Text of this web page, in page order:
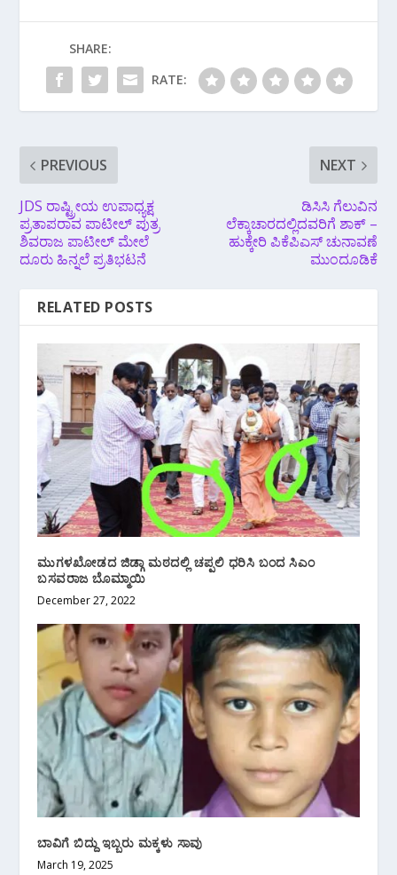
SHARE:
RATE:
PREVIOUS
JDS ರಾಷ್ಟ್ರೀಯ ಉಪಾಧ್ಯಕ್ಷ
ಪ್ರತಾಪರಾವ ಪಾಟೀಲ್ ಪುತ್ರ
ಶಿವರಾಜ ಪಾಟೀಲ್ ಮೇಲೆ
ದೂರು ಹಿನ್ನಲೆ ಪ್ರತಿಭಟನೆ
NEXT
ಡಿಸಿಸಿ ಗೆಲುವಿನ
ಲೆಕ್ಕಾಚಾರದಲ್ಲಿದವರಿಗೆ ಶಾಕ್ –
ಹುಕ್ಕೇರಿ ಪಿಕೆಪಿಎಸ್ ಚುನಾವಣೆ
ಮುಂದೂಡಿಕೆ
RELATED POSTS
ಮುಗಳಖೋಡದ ಜಿಡ್ಗಾ ಮಠದಲ್ಲಿ ಚಪ್ಪಲಿ ಧರಿಸಿ ಬಂದ ಸಿಎಂ
ಬಸವರಾಜ ಬೊಮ್ಮಾಯಿ
December 27, 2022
ಬಾವಿಗೆ ಬಿದ್ದು ಇಬ್ಬರು ಮಕ್ಕಳು ಸಾವು
March 19, 2025